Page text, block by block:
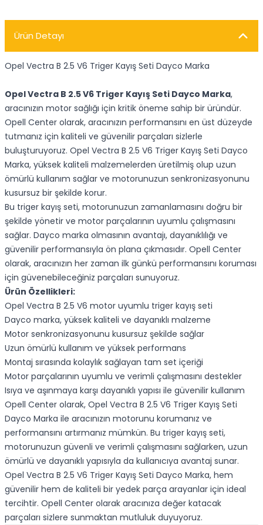
Ürün Detayı
Opel Vectra B 2.5 V6 Triger Kayış Seti Dayco Marka
Opel Vectra B 2.5 V6 Triger Kayış Seti Dayco Marka,
aracınızın motor sağlığı için kritik öneme sahip bir üründür.
Opell Center olarak, aracınızın performansını en üst düzeyde
tutmanız için kaliteli ve güvenilir parçaları sizlerle
buluşturuyoruz. Opel Vectra B 2.5 V6 Triger Kayış Seti Dayco
Marka, yüksek kaliteli malzemelerden üretilmiş olup uzun
ömürlü kullanım sağlar ve motorunuzun senkronizasyonunu
kusursuz bir şekilde korur.
Bu triger kayış seti, motorunuzun zamanlamasını doğru bir
şekilde yönetir ve motor parçalarının uyumlu çalışmasını
sağlar. Dayco marka olmasının avantajı, dayanıklılığı ve
güvenilir performansıyla ön plana çıkmasıdır. Opell Center
olarak, aracınızın her zaman ilk günkü performansını koruması
için güvenebileceğiniz parçaları sunuyoruz.
Ürün Özellikleri:
Opel Vectra B 2.5 V6 motor uyumlu triger kayış seti
Dayco marka, yüksek kaliteli ve dayanıklı malzeme
Motor senkronizasyonunu kusursuz şekilde sağlar
Uzun ömürlü kullanım ve yüksek performans
Montaj sırasında kolaylık sağlayan tam set içeriği
Motor parçalarının uyumlu ve verimli çalışmasını destekler
Isıya ve aşınmaya karşı dayanıklı yapısı ile güvenilir kullanım
Opell Center olarak, Opel Vectra B 2.5 V6 Triger Kayış Seti
Dayco Marka ile aracınızın motorunu korumanız ve
performansını artırmanız mümkün. Bu triger kayış seti,
motorunuzun güvenli ve verimli çalışmasını sağlarken, uzun
ömürlü ve dayanıklı yapısıyla da kullanıcıya avantaj sunar.
Opel Vectra B 2.5 V6 Triger Kayış Seti Dayco Marka, hem
güvenilir hem de kaliteli bir yedek parça arayanlar için ideal
tercihtir. Opell Center olarak aracınıza değer katacak
parçaları sizlere sunmaktan mutluluk duyuyoruz.